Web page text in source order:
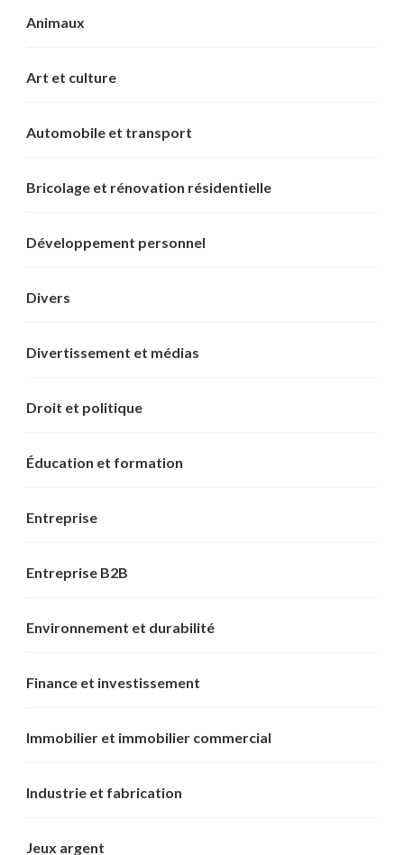
Animaux
Art et culture
Automobile et transport
Bricolage et rénovation résidentielle
Développement personnel
Divers
Divertissement et médias
Droit et politique
Éducation et formation
Entreprise
Entreprise B2B
Environnement et durabilité
Finance et investissement
Immobilier et immobilier commercial
Industrie et fabrication
Jeux argent